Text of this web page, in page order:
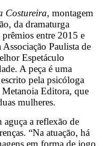
Costureira, montagem
da dramaturga
entre 2015 e
Paulista de
Espetáculo
A peça é uma
pela psicóloga
Editora, que
mulheres.
aguça a reflexão de
“Na atuação, há
em forma de jogo,